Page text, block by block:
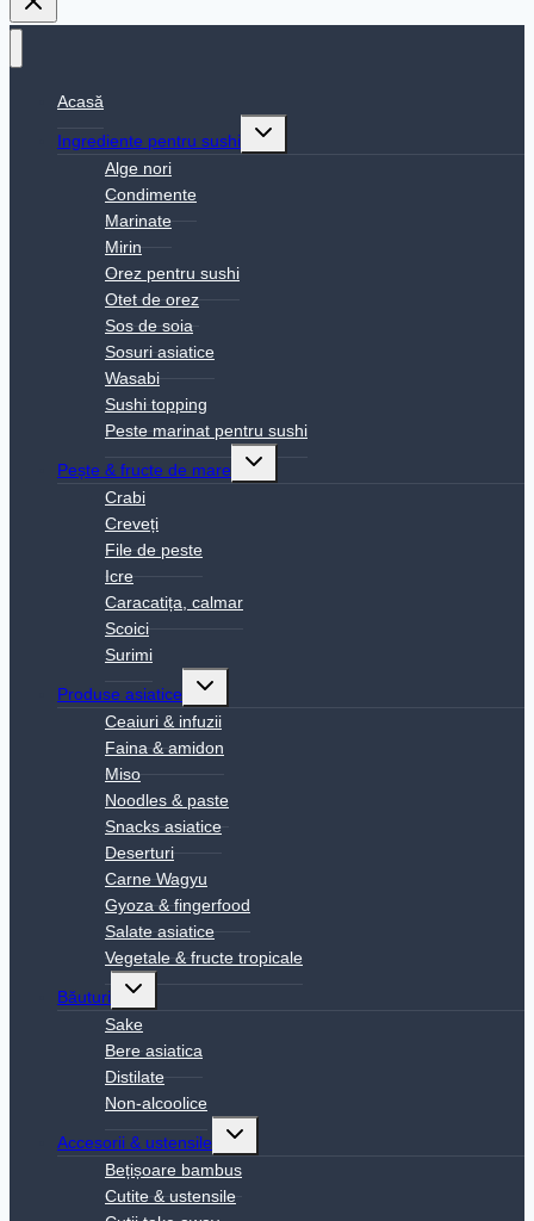
Acasă
Ingrediente pentru sushi
Toggle
child
Alge nori
Condimente
Marinate
Mirin
Orez pentru sushi
Otet de orez
Sos de soia
Sosuri asiatice
Wasabi
Sushi topping
Peste marinat pentru sushi
Pește & fructe de mare
Toggle
child
Crabi
Creveți
File de peste
Icre
Caracatița, calmar
Scoici
Surimi
Produse asiatice
Toggle
child
menu
Ceaiuri & infuzii
Faina & amidon
Miso
Noodles & paste
Snacks asiatice
Deserturi
Carne Wagyu
Gyoza & fingerfood
Salate asiatice
Vegetale & fructe tropicale
Băuturi
Toggle
child
menu
Sake
Bere asiatica
Distilate
Non-alcoolice
Accesorii & ustensile
Toggle
child
Bețișoare bambus
Cutite & ustensile